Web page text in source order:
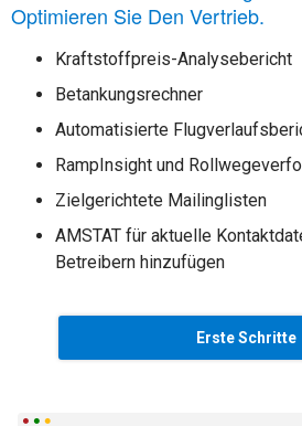
Optimieren Sie Den Vertrieb.
Kraftstoffpreis-Analysebericht
Betankungsrechner
Automatisierte
RampInsight und
Zielgerichtete Mailinglisten
AMSTAT für aktuelle
Betreibern hinzufügen
Erste Schritte